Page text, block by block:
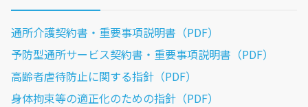
通所介護契約書・重要事項説明書（PDF）
予防型通所サービス契約書・重要事項説明書（PDF）
高齢者虐待防止に関する指針（PDF）
身体拘束等の適正化のための指針（PDF）